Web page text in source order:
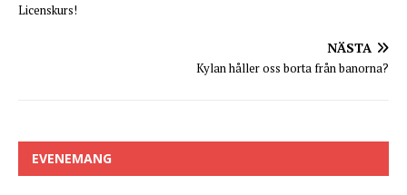
Licenskurs!
NÄSTA
Kylan håller oss borta från banorna?
EVENEMANG